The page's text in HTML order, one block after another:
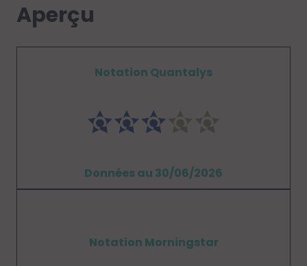
Aperçu
Notation Quantalys
Données au 30/06/2026
Notation Morningstar